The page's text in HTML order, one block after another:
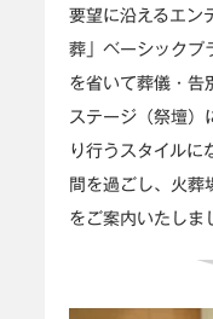
要望に沿えるエン
葬」ベーシックプ
を省いて葬儀・告
ステージ（祭壇）
り行うスタイルに
間を過ごし、火葬
をご案内いたしま